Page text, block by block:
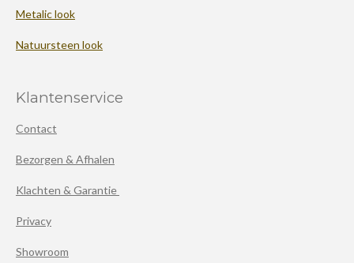
Metalic look
Natuursteen look
Klantenservice
Contact
Bezorgen & Afhalen
Klachten & Garantie
Privacy
Showroom